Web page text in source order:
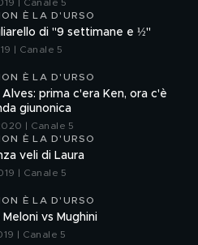
| Canale 5
È LA D'URSO
di "9 settimane e ½"
| Canale 5
È LA D'URSO
Alves: prima c'era Ken, ora c'è
giunonica
| Canale 5
È LA D'URSO
veli di Laura
| Canale 5
È LA D'URSO
vs Mughini
| Canale 5